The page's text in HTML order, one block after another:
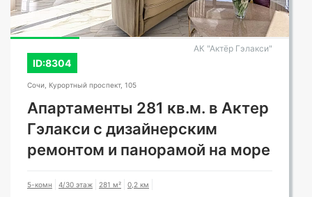
ID:8304
АК "Актёр Гэлакси"
Сочи, Курортный проспект, 105
Апартаменты 281 кв.м. в Актер
Гэлакси с дизайнерским
ремонтом и панорамой на море
5-комн 4/30 этаж 281 м² 0,2 км